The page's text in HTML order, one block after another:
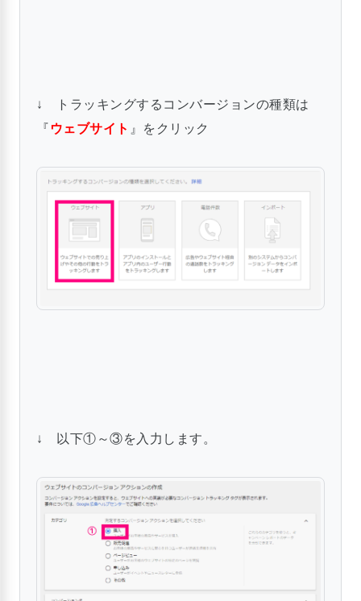
↓ トラッキングするコンバージョンの種類は
『 ウェブサイト 』をクリック
↓ 以下①～③を入力します。